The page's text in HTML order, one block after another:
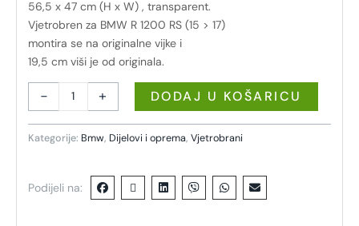
56,5 x 47 cm (H x W) , transparent.
Vjetrobren za BMW R 1200 RS (15 > 17)
montira se na originalne vijke i
19,5 cm viši je od originala.
- + DODAJ U KOŠARICU
Kategorije: Bmw, Dijelovi i oprema, Vjetrobrani
Podijeli na: